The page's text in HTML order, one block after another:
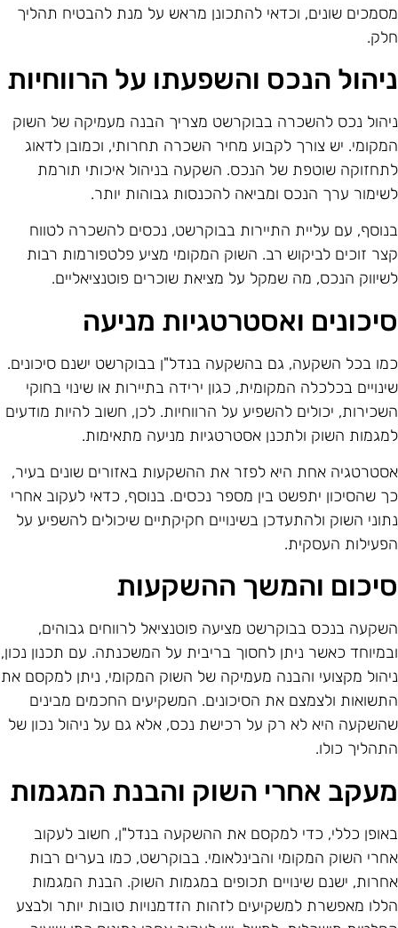
שונים, וכדאי להתכונן מראש על מנת להבטיח תהליך
הנכס והשפעתו על הרווחיות
נכס להשכרה בבוקרשט מצריך הבנה מעמיקה של השוק
יש צורך לקבוע מחיר השכרה תחרותי, וכמובן לדאוג
שוטפת של הנכס. השקעה בניהול איכותי תורמת
ערך הנכס ומביאה להכנסות גבוהות יותר.
עם עליית התיירות בבוקרשט, נכסים להשכרה לטווח
זוכים לביקוש רב. השוק המקומי מציע פלטפורמות רבות
הנכס, מה שמקל על מציאת שוכרים פוטנציאליים.
ואסטרטגיות מניעה
בכל השקעה, גם בהשקעה בנדל"ן בבוקרשט ישנם סיכונים.
בכלכלה המקומית, כגון ירידה בתיירות או שינוי בחוקי
יכולים להשפיע על הרווחיות. לכן, חשוב להיות מודעים
השוק ולתכנן אסטרטגיות מניעה מתאימות.
אחת היא לפזר את ההשקעות באזורים שונים בעיר,
שהסיכון יתפשט בין מספר נכסים. בנוסף, כדאי לעקוב אחרי
השוק ולהתעדכן בשינויים חקיקתיים שיכולים להשפיע על
העסקית.
והמשך ההשקעות
בנכס בבוקרשט מציעה פוטנציאל לרווחים גבוהים,
כאשר ניתן לחסוך בריבית על המשכנתה. עם תכנון נכון,
מקצועי והבנה מעמיקה של השוק המקומי, ניתן למקסם את
ולצמצם את הסיכונים. המשקיעים החכמים מבינים
היא לא רק על רכישת נכס, אלא גם על ניהול נכון של
כולו.
אחרי השוק והבנת המגמות
כללי, כדי למקסם את ההשקעה בנדל"ן, חשוב לעקוב
השוק המקומי והבינלאומי. בבוקרשט, כמו בערים רבות
ישנם שינויים תכופים במגמות השוק. הבנת המגמות
מאפשרת למשקיעים לזהות הזדמנויות טובות יותר ולבצע